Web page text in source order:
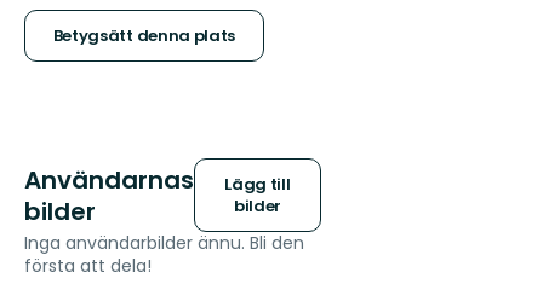
stjärnor
Betygsätt denna plats
Användarnas
bilder
Lägg till
bilder
Inga användarbilder ännu. Bli den
första att dela!